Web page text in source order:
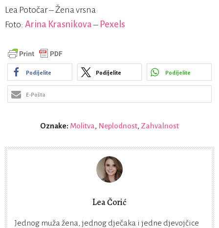
Lea Potočar – Žena vrsna
Foto: Arina Krasnikova– Pexels
Podijelite Podijelite Podijelite
E-Pošta
Oznake: Molitva, Neplodnost, Zahvalnost
Lea Čorić
Jednog muža žena, jednog dječaka i jedne djevojčice